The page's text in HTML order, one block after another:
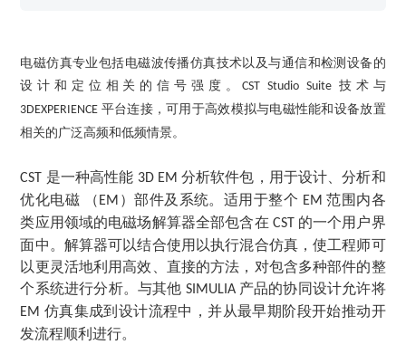
 查看全部
生命科学行业数字化解决方案
学习SOLIDWORKS需要多长时间?
SOLIDWORKS仿真这块有必要学习吗？
行业资讯
软件二次开发
联系研究销售部门
商务合作
电磁仿真专业包括电磁波传播仿真技术以及与通信和检测设备的
设计和定位相关的信号强度。CST Studio Suite 技术与
3DEXPERIENCE 平台连接，可用于高效模拟与电磁性能和设备放置
相关的广泛高频和低频情景。
CST 是一种高性能 3D EM 分析软件包，用于设计、分析和
优化电磁 （ EM ）部件及系统。适用于整个 EM 范围内各
类应用领域的电磁场解算器全部包含在 CST 的一个用户界
面中。解算器可以结合使用以执行混合仿真，使工程师可
以更灵活地利用高效、直接的方法，对包含多种部件的整
个系统进行分析。与其他 SIMULIA 产品的协同设计允许将
EM 仿真集成到设计流程中，并从最早期阶段开始推动开
发流程顺利进行。